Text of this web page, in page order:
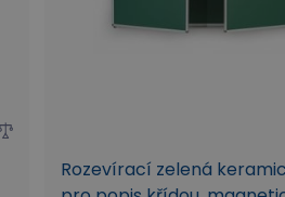
Rozevírací zelená